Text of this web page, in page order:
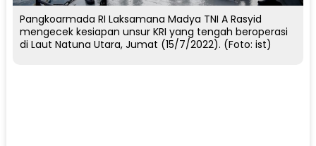
Pangkoarmada RI Laksamana Madya TNI A Rasyid
mengecek kesiapan unsur KRI yang tengah beroperasi
di Laut Natuna Utara, Jumat (15/7/2022). (Foto: ist)